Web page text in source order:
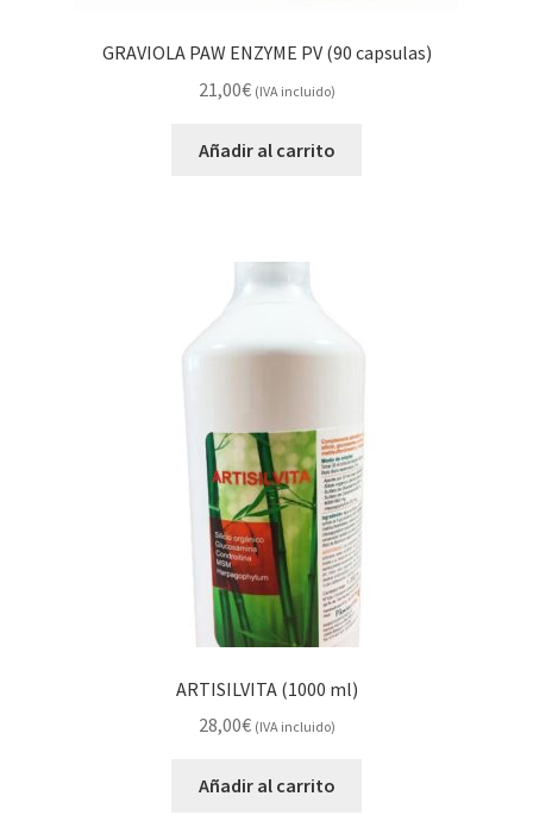
GRAVIOLA PAW ENZYME PV (90 capsulas)
21,00€ (IVA incluido)
Añadir al carrito
ARTISILVITA (1000 ml)
28,00€ (IVA incluido)
Añadir al carrito